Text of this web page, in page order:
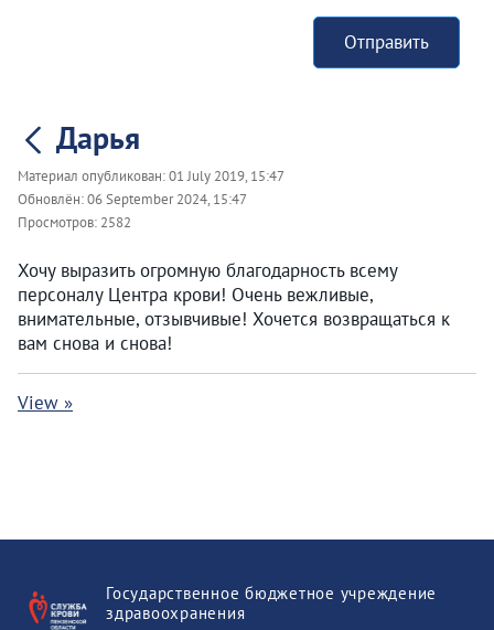
Отправить
Дарья
Материал опубликован:01 July 2019, 15:47
Обновлён:06 September 2024, 15:47
Просмотров: 2582
Хочу выразить огромную благодарность всему
персоналу Центра крови! Очень вежливые,
внимательные, отзывчивые! Хочется возвращаться к
вам снова и снова!
View »
Государственное бюджетное учреждение
здравоохранения